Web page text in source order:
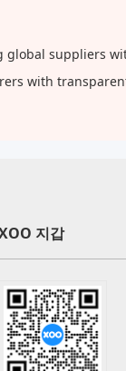
global suppliers
with
지갑